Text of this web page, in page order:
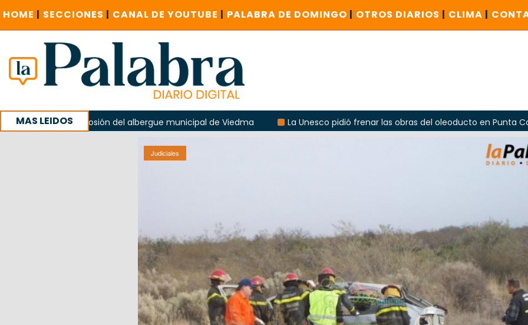
HOME | SECCIONES | CANAL DE YOUTUBE | PALABRA DE DOMINGO | OTROS DIARIOS | CLIMA |
MAS LEIDOS
del albergue municipal de Viedma La Unesco pidió frenar las obras del oleoducto en Punta Colorada
un encuentro provincial en Roca
Judiciales